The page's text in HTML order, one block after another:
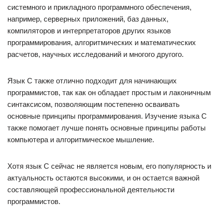
системного и прикладного программного обеспечения,
например, серверных приложений, баз данных,
компиляторов и интерпретаторов других языков
программирования, алгоритмических и математических
расчетов, научных исследований и многого другого.
Язык C также отлично подходит для начинающих
программистов, так как он обладает простым и лаконичным
синтаксисом, позволяющим постепенно осваивать
основные принципы программирования. Изучение языка C
также помогает лучше понять основные принципы работы
компьютера и алгоритмическое мышление.
Хотя язык C сейчас не является новым, его популярность и
актуальность остаются высокими, и он остается важной
составляющей профессиональной деятельности
программистов.